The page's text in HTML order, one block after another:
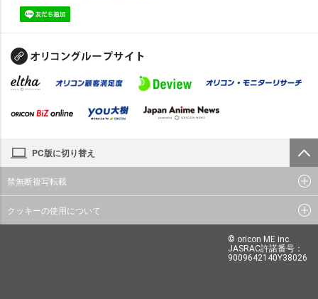
PC版に切り替え
禁無断複写転載
クッキーの使用について
© oricon ME inc.
JASRAC許諾番号：
9009642140Y38026